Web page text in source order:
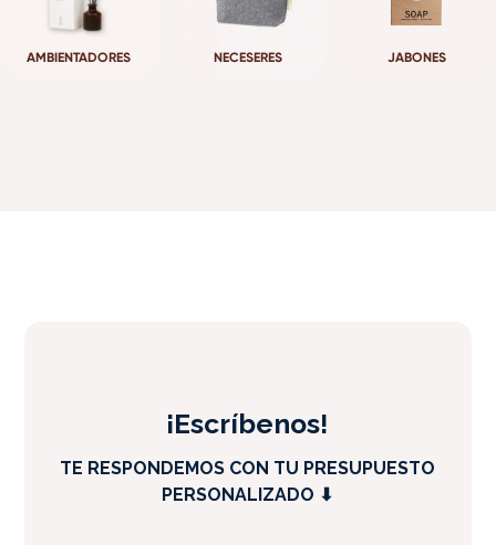
AMBIENTADORES NECESERES JABONES